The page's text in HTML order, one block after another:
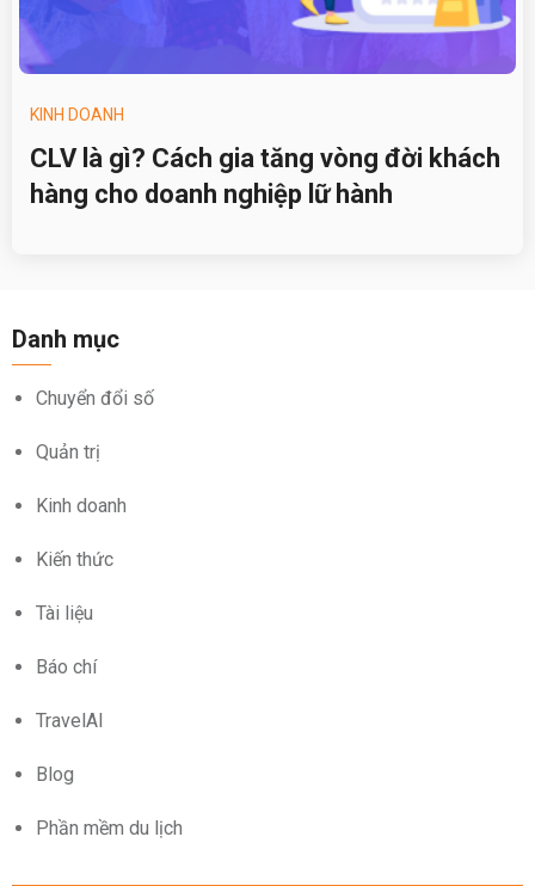
KINH DOANH
CLV là gì? Cách gia tăng vòng đời khách
hàng cho doanh nghiệp lữ hành
Danh mục
Chuyển đổi số
Quản trị
Kinh doanh
Kiến thức
Tài liệu
Báo chí
TravelAI
Blog
Phần mềm du lịch